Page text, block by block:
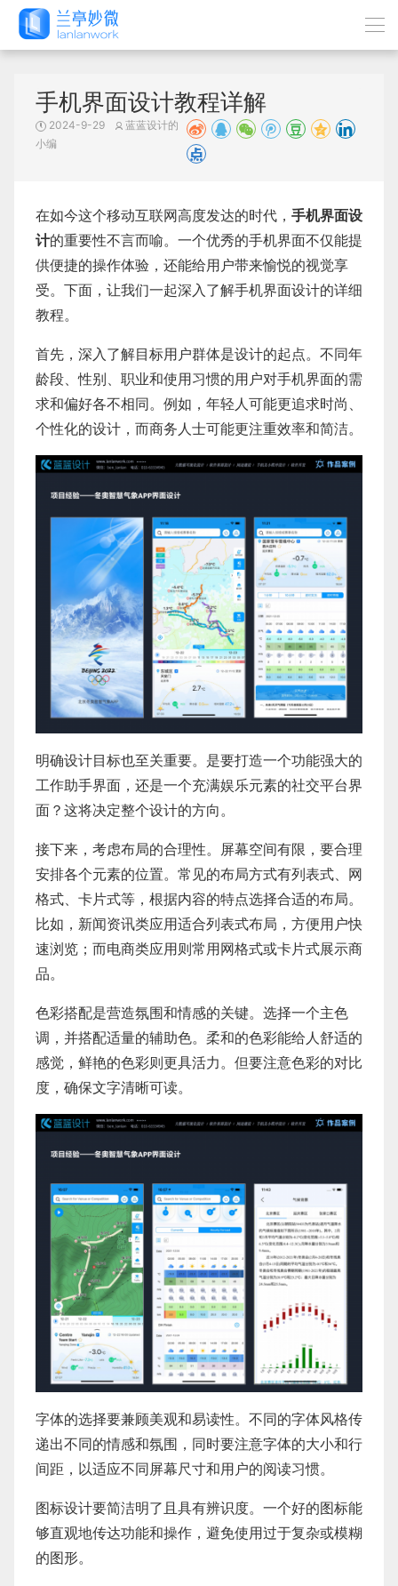
手机界面设计教程详解
2024-9-29
蓝蓝设计的
小编
在如今这个移动互联网高度发达的时代， 手机界面设
计的重要性不言而喻。一个优秀的手机界面不仅能提
供便捷的操作体验，还能给用户带来愉悦的视觉享
受。下面，让我们一起深入了解手机界面设计的详细
教程。
首先，深入了解目标用户群体是设计的起点。不同年
龄段、性别、职业和使用习惯的用户对手机界面的需
求和偏好各不相同。例如，年轻人可能更追求时尚、
个性化的设计，而商务人士可能更注重效率和简洁。
明确设计目标也至关重要。是要打造一个功能强大的
工作助手界面，还是一个充满娱乐元素的社交平台界
面？这将决定整个设计的方向。
接下来，考虑布局的合理性。屏幕空间有限，要合理
安排各个元素的位置。常见的布局方式有列表式、网
格式、卡片式等，根据内容的特点选择合适的布局。
比如，新闻资讯类应用适合列表式布局，方便用户快
速浏览；而电商类应用则常用网格式或卡片式展示商
品。
色彩搭配是营造氛围和情感的关键。选择一个主色
调，并搭配适量的辅助色。柔和的色彩能给人舒适的
感觉，鲜艳的色彩则更具活力。但要注意色彩的对比
度，确保文字清晰可读。
字体的选择要兼顾美观和易读性。不同的字体风格传
递出不同的情感和氛围，同时要注意字体的大小和行
间距，以适应不同屏幕尺寸和用户的阅读习惯。
图标设计要简洁明了且具有辨识度。一个好的图标能
够直观地传达功能和操作，避免使用过于复杂或模糊
的图形。